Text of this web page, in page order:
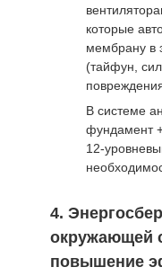
которые
мембрану в
(тайфун,
В системе
фундамент
12-
4.
окружающей
повышение